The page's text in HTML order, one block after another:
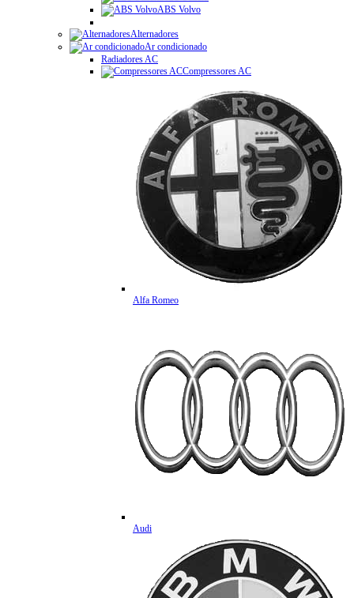
ABS Volvo
Alternadores
Ar condicionado
Radiadores AC
Compressores AC
Alfa Romeo
Audi